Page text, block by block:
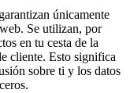
únicamente
Se utilizan, por
en tu cesta de la
cliente. Esto significa
sobre ti y los datos